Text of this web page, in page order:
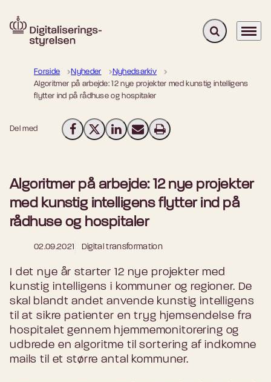
Gå til forsiden Fold søgefelt
Menu
Forside Nyheder
Nyhedsarkiv
Algoritmer på arbejde: 12 nye projekter med kunstig intelligens
flytter ind på rådhuse og hospitaler
Del med Del på Facebook
Del på X (Twitter)
Del på LinkedIn
Send email
Print
Algoritmer på arbejde: 12 nye projekter
med kunstig intelligens flytter ind på
rådhuse og hospitaler
02.09.2021 Digital transformation
I det nye år starter 12 nye projekter med
kunstig intelligens i kommuner og regioner. De
skal blandt andet anvende kunstig intelligens
til at sikre patienter en tryg hjemsendelse fra
hospitalet gennem hjemmemonitorering og
udbrede en algoritme til sortering af indkomne
mails til et større antal kommuner.